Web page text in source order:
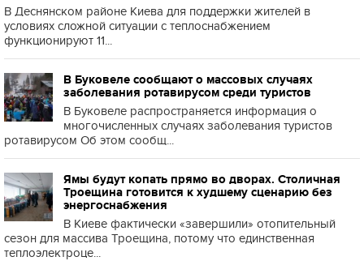
В Деснянском районе Киева для поддержки жителей в
условиях сложной ситуации с теплоснабжением
функционируют 11...
В Буковеле сообщают о массовых случаях
заболевания ротавирусом среди туристов
В Буковеле распространяется информация о
многочисленных случаях заболевания туристов
ротавирусом Об этом сообщ...
Ямы будут копать прямо во дворах. Столичная
Троещина готовится к худшему сценарию без
энергоснабжения
В Киеве фактически «завершили» отопительный
сезон для массива Троещина, потому что единственная
теплоэлектроце...